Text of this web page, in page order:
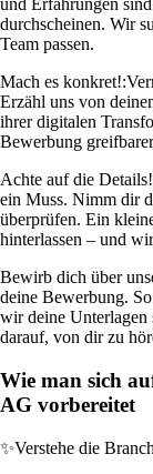
und Erfahrungen
durchscheinen. Wir
Team passen.
Mach es konkret!:
Erzähl uns von
ihrer digitalen
Bewerbung
Achte auf die
ein Muss. Nimm dir
überprüfen. Ein
hinterlassen – und
Bewirb dich über
deine Bewerbung.
wir deine Unterlagen
darauf, von dir zu
Wie man sich
AG vorbereitet
✨Verstehe die